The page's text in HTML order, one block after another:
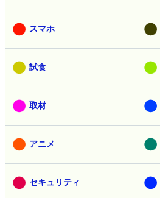
スマホ
試食
取材
アニメ
セキュリティ